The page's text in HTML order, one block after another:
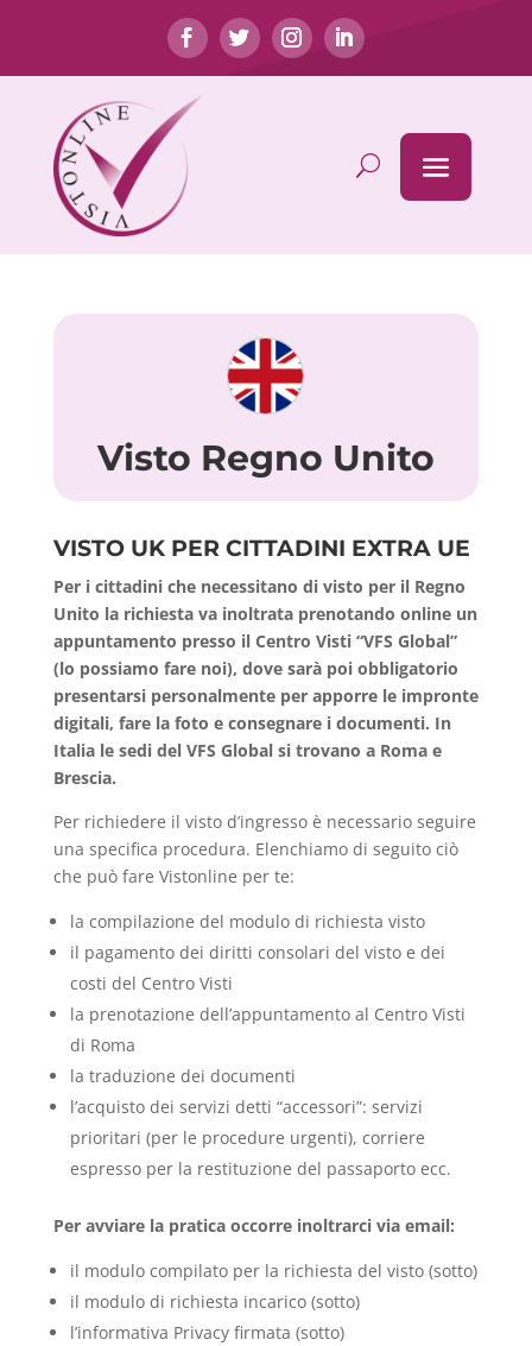
Visto Regno Unito
VISTO UK PER CITTADINI EXTRA UE
Per i cittadini che necessitano di visto per il Regno
Unito la richiesta va inoltrata prenotando online un
appuntamento presso il Centro Visti “VFS Global”
(lo possiamo fare noi), dove sarà poi obbligatorio
presentarsi personalmente per apporre le impronte
digitali, fare la foto e consegnare i documenti. In
Italia le sedi del VFS Global si trovano a Roma e
Brescia.
Per richiedere il visto d’ingresso è necessario seguire
una specifica procedura. Elenchiamo di seguito ciò
che può fare Vistonline per te:
la compilazione del modulo di richiesta visto
il pagamento dei diritti consolari del visto e dei
costi del Centro Visti
la prenotazione dell’appuntamento al Centro Visti
di Roma
la traduzione dei documenti
l’acquisto dei servizi detti “accessori”: servizi
prioritari (per le procedure urgenti), corriere
espresso per la restituzione del passaporto ecc.
Per avviare la pratica occorre inoltrarci via email:
il modulo compilato per la richiesta del visto (sotto)
il modulo di richiesta incarico (sotto)
l’informativa Privacy firmata (sotto)